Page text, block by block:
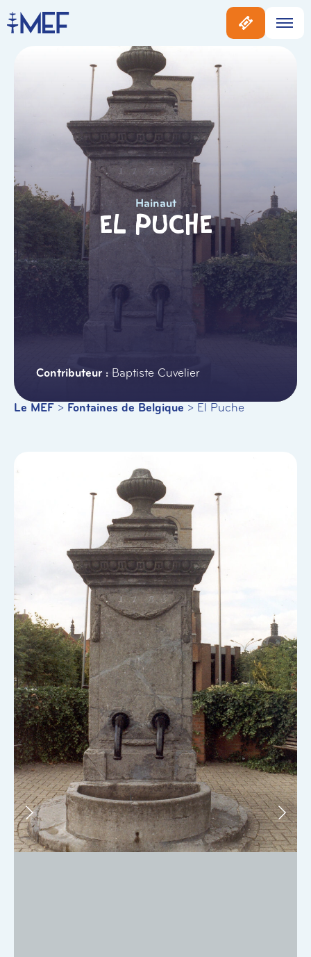
Hainaut
El Puche
Baptiste Cuvelier
Le MEF > Fontaines de Belgique > El Puche